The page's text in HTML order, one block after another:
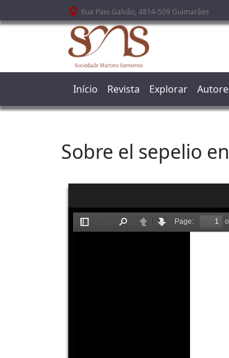
Passar para o conteúdo principal
Rua Paio Galvão, 4814-509 Guimarães
Início Revista Explorar
Sobre el sepelio